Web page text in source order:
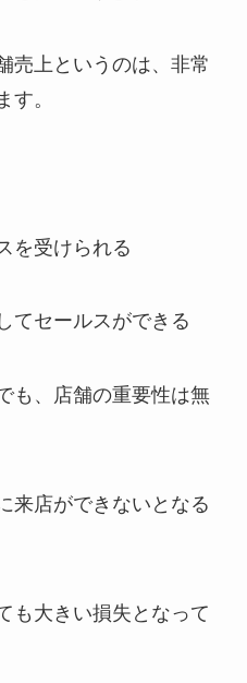
売上というのは、非常
す。
を受けられる
てセールスができる
も、店舗の重要性は無
来店ができないとなる
も大きい損失となって